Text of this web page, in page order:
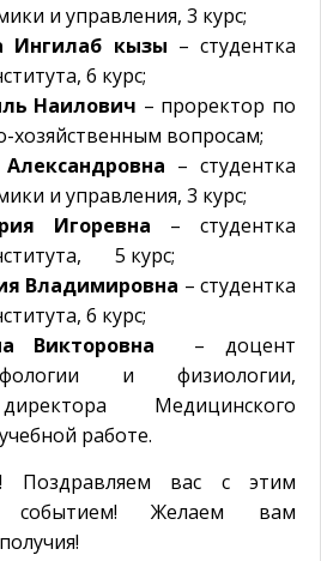
и управления, 3 курс;
Ингилаб кызы – студентка
6 курс;
Наилович – проректор по
хозяйственным вопросам;
– студентка
и управления, 3 курс;
Игоревна – студентка
5 курс;
Владимировна – студентка
6 курс;
Викторовна – доцент
и физиологии,
Медицинского
работе.
Поздравляем вас с этим
событием! Желаем вам